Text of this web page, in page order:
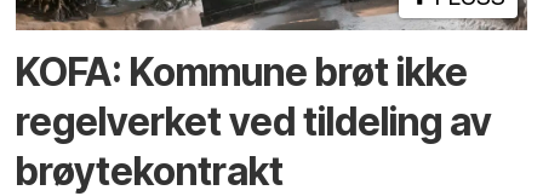
KOFA: Kommune brøt ikke
regelverket ved tildeling av
brøytekontrakt